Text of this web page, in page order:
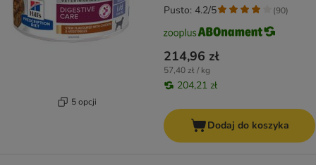
5 opcji
214,96 zł
57,40 zł / kg
204,21 zł
Pusto: 4.2/5 (90)
Dodaj do koszyka